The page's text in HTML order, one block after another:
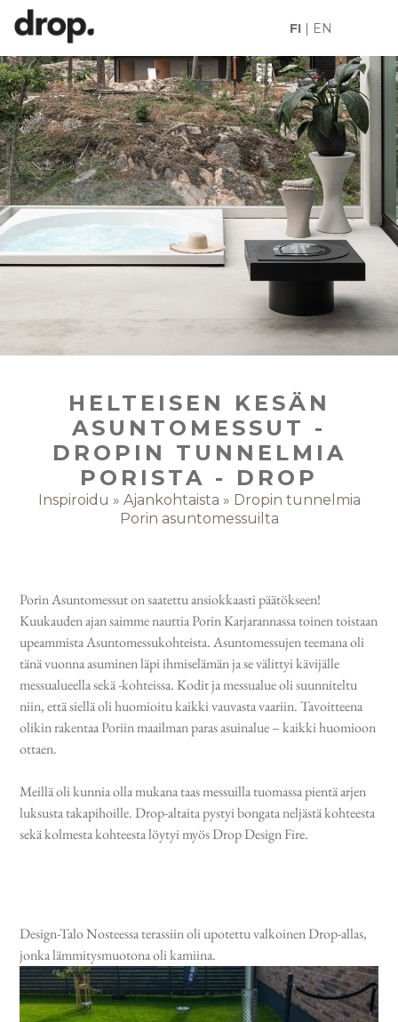
FI | EN
HELTEISEN KESÄN
ASUNTOMESSUT -
DROPIN TUNNELMIA
PORISTA - DROP
Inspiroidu » Ajankohtaista » Dropin tunnelmia
Porin asuntomessuilta
Porin Asuntomessut on saatettu ansiokkaasti päätökseen!
Kuukauden ajan saimme nauttia Porin Karjarannassa toinen toistaan
upeammista Asuntomessukohteista. Asuntomessujen teemana oli
tänä vuonna asuminen läpi ihmiselämän ja se välittyi kävijälle
messualueella sekä -kohteissa. Kodit ja messualue oli suunniteltu
niin, että siellä oli huomioitu kaikki vauvasta vaariin. Tavoitteena
olikin rakentaa Poriin maailman paras asuinalue – kaikki huomioon
ottaen.
Meillä oli kunnia olla mukana taas messuilla tuomassa pientä arjen
luksusta takapihoille. Drop-altaita pystyi bongata neljästä kohteesta
sekä kolmesta kohteesta löytyi myös Drop Design Fire.
Design-Talo Nosteessa terassiin oli upotettu valkoinen Drop-allas,
jonka lämmitysmuotona oli kamiina.